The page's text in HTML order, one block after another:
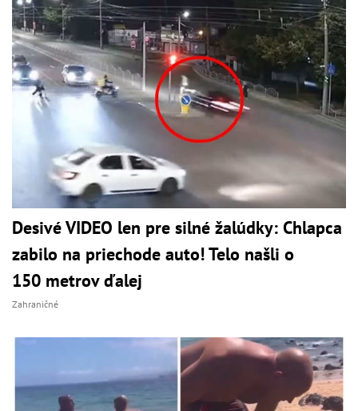
Desivé VIDEO len pre silné žalúdky: Chlapca
zabilo na priechode auto! Telo našli o
150 metrov ďalej
Zahraničné